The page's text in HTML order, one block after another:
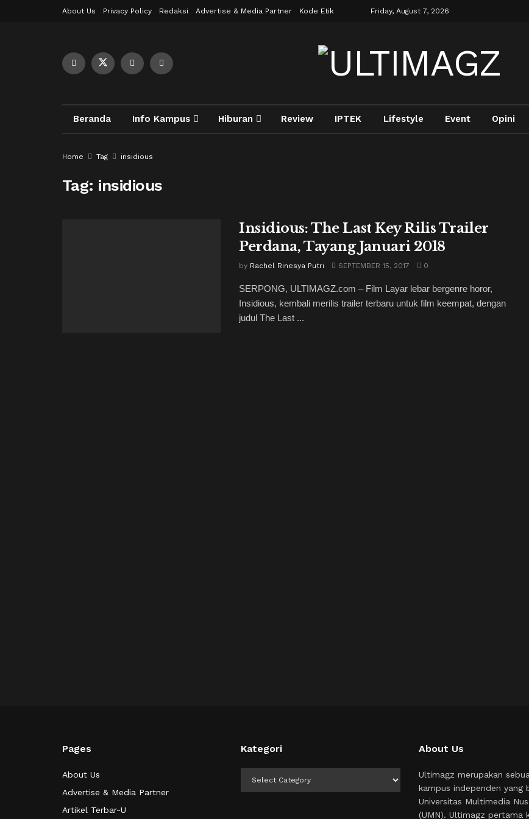
About Us Privacy Policy Redaksi Advertise & Media Partner Kode Etik Friday, August 7, 2026
Beranda Info Kampus Hiburan Review IPTEK Lifestyle Event Opini
Home Tag insidious
Tag: insidious
Insidious: The Last Key Rilis Trailer
Perdana, Tayang Januari 2018
by Rachel Rinesya Putri SEPTEMBER 15, 2017 0
SERPONG, ULTIMAGZ.com – Film Layar lebar bergenre horor,
Insidious, kembali merilis trailer terbaru untuk film keempat, dengan
judul The Last ...
Pages
About Us
Advertise & Media Partner
Artikel Terbar-U
Kategori About Us
Ultimagz merupakan
kampus independen yang
Universitas Multimedia
(UMN). Ultimagz pertama